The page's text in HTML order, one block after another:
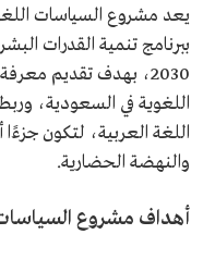
يعد مشروع السياسات
ببرنامج تنمية القدرات
2030، بهدف تقديم
اللغوية في السعودية،
اللغة العربية، لتكون
والنهضة الحضارية.
أهداف مشروع السياسات